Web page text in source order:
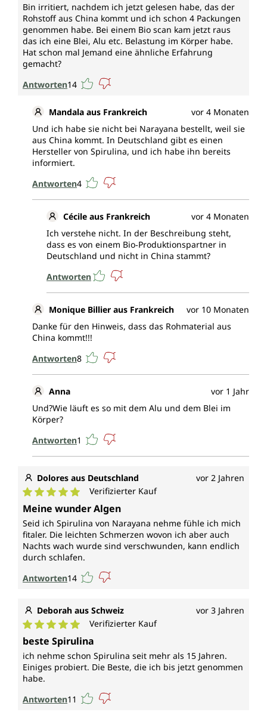
Bin irritiert, nachdem ich jetzt gelesen habe, das der
Rohstoff aus China kommt und ich schon 4 Packungen
genommen habe. Bei einem Bio scan kam jetzt raus
das ich eine Blei, Alu etc. Belastung im Körper habe.
Hat schon mal Jemand eine ähnliche Erfahrung
gemacht?
Antworten14
Mandala aus Frankreich
vor 4 Monaten
Und ich habe sie nicht bei Narayana bestellt, weil sie
aus China kommt. In Deutschland gibt es einen
Hersteller von Spirulina, und ich habe ihn bereits
informiert.
Antworten4
Cécile aus Frankreich
vor 4 Monaten
Ich verstehe nicht. In der Beschreibung steht,
dass es von einem Bio‑Produktionspartner in
Deutschland und nicht in China stammt?
Antworten
Monique Billier aus Frankreich
vor 10 Monaten
Danke für den Hinweis, dass das Rohmaterial aus
China kommt!!!
Antworten8
Anna
vor 1 Jahr
Und?Wie läuft es so mit dem Alu und dem Blei im
Körper?
Antworten1
Dolores aus Deutschland vor 2 Jahren
Durchschnittliche Bewertung von 5 von 5 Sternen
Verifizierter Kauf
Meine wunder Algen
Seid ich Spirulina von Narayana nehme fühle ich mich
fitaler. Die leichten Schmerzen wovon ich aber auch
Nachts wach wurde sind verschwunden, kann endlich
durch schlafen.
Antworten14
Deborah aus Schweiz vor 3 Jahren
Durchschnittliche Bewertung von 5 von 5 Sternen
Verifizierter Kauf
beste Spirulina
ich nehme schon Spirulina seit mehr als 15 Jahren.
Einiges probiert. Die Beste, die ich bis jetzt genommen
habe.
Antworten11